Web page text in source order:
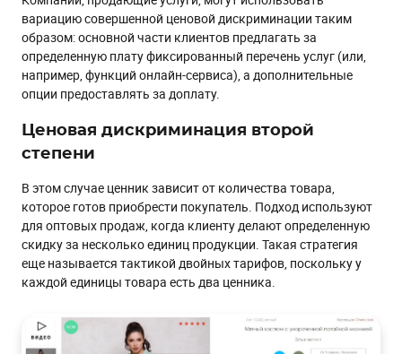
вариацию совершенной ценовой дискриминации таким
образом: основной части клиентов предлагать за
определенную плату фиксированный перечень услуг (или,
например, функций онлайн-сервиса), а дополнительные
опции предоставлять за доплату.
Ценовая дискриминация второй
степени
В этом случае ценник зависит от количества товара,
которое готов приобрести покупатель. Подход используют
для оптовых продаж, когда клиенту делают определенную
скидку за несколько единиц продукции. Такая стратегия
еще называется тактикой двойных тарифов, поскольку у
каждой единицы товара есть два ценника.